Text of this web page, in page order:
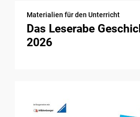
Materialien für den Unterricht
Das Leserabe
2026